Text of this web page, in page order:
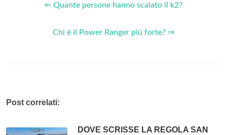
⇐ Quante persone hanno scalato il k2?
Chi è il Power Ranger più forte? ⇒
Post correlati:
DOVE SCRISSE LA REGOLA SAN